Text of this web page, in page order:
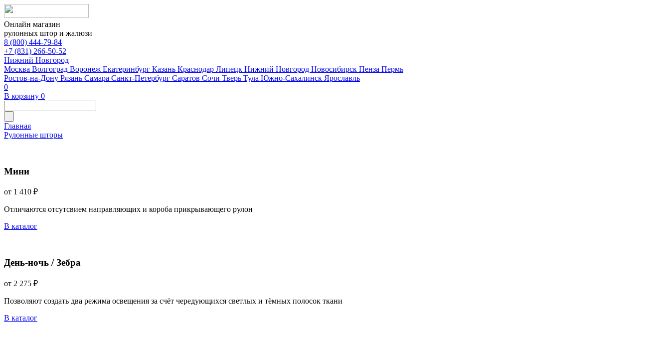
Онлайн магазин
рулонных штор и жалюзи
8 (800) 444-79-84
+7 (831) 266-50-52
Нижний Новгород
Москва Волгоград Воронеж Екатеринбург Казань Краснодар Липецк Нижний Новгород Новосибирск Пенза Пермь
Ростов-на-Дону Рязань Самара Санкт-Петербург Саратов Сочи Тверь Тула Южно-Сахалинск Ярославль
0
В корзину 0
Главная
Рулонные шторы
Мини
от 1 410 ₽
Отличаются отсутсвием направляющих и короба прикрывающего рулон
В каталог
День-ночь / Зебра
от 2 275 ₽
Позволяют создать два режима освещения за счёт чередующихся светлых и тёмных полосок ткани
В каталог